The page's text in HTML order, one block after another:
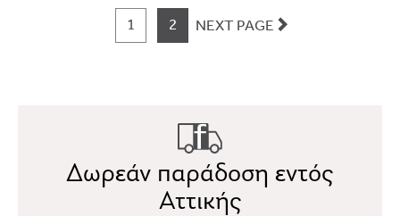
1 2 NEXT PAGE
Δωρεάν παράδοση εντός
Αττικής